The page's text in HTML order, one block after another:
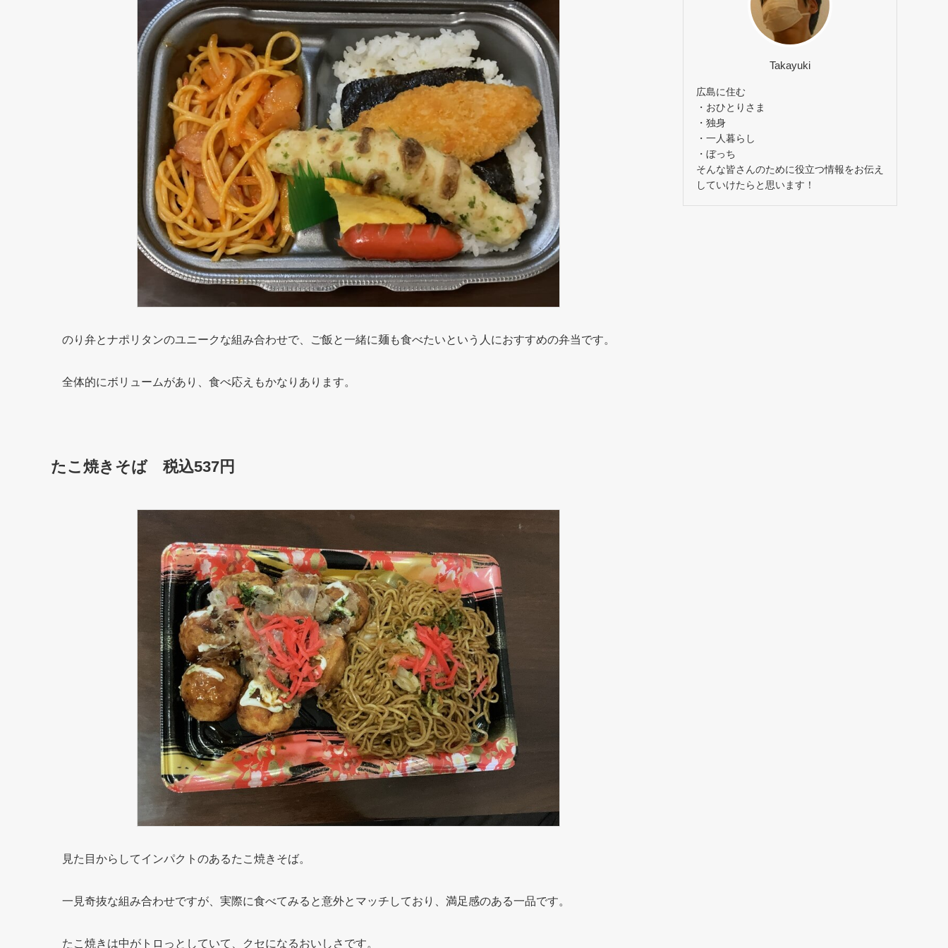
のり弁とナポリタンのユニークな組み合わせで、ご飯と一緒に麺も食べたいという人におすすめの弁当です。
全体的にボリュームがあり、食べ応えもかなりあります。
たこ焼きそば 税込537円
見た目からしてインパクトのあるたこ焼きそば。
一見奇抜な組み合わせですが、実際に食べてみると意外とマッチしており、満足感のある一品です。
たこ焼きは中がトロっとしていて、クセになるおいしさです。
Takayuki
広島に住む
・おひとりさま
・独身
・一人暮らし
・ぼっち
そんな皆さんのために役立つ情報をお伝え
していけたらと思います！